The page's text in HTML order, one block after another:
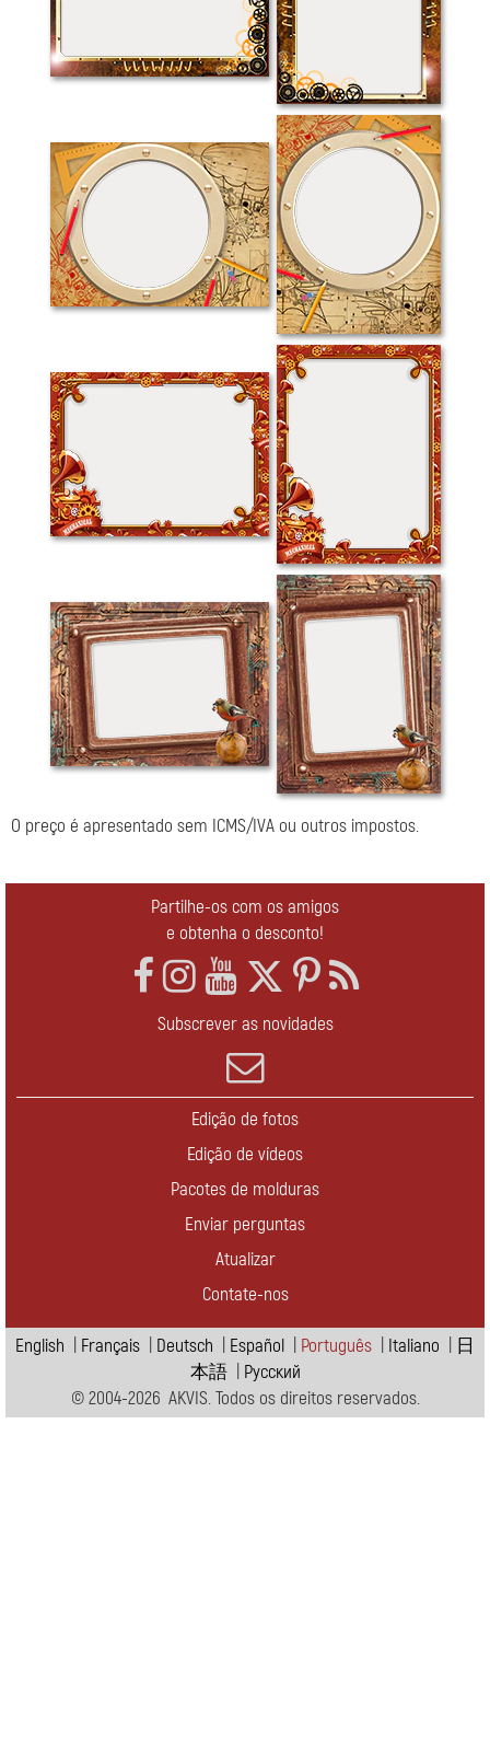
O preço é apresentado sem ICMS/IVA ou outros impostos.
Partilhe-os com os amigos
e obtenha o desconto!
Subscrever as novidades
Edição de fotos
Edição de vídeos
Pacotes de molduras
Enviar perguntas
Atualizar
Contate-nos
English Français Deutsch Español Português Italiano
日
本語| Pусский
© 2004-2026 AKVIS. Todos os direitos reservados.